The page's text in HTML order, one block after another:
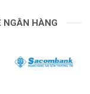
ảnh tĩnh và
gậy tự
sướng.
NGÂN HÀNG